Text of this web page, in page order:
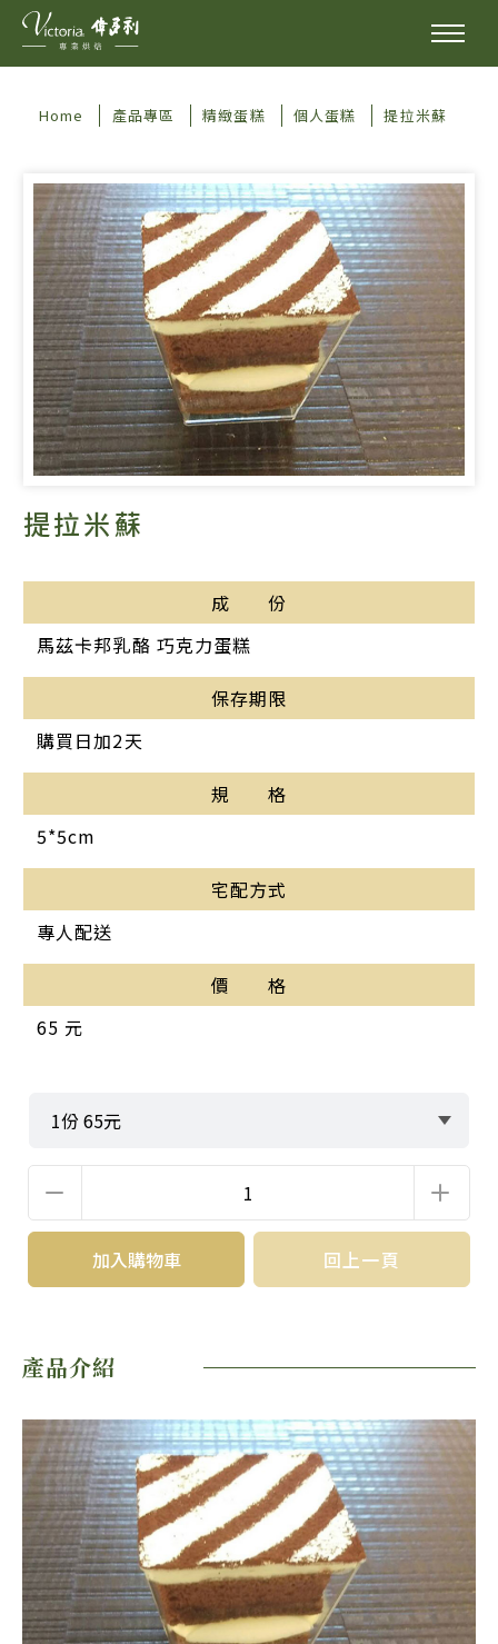
Home 產品專區 精緻蛋糕 個人蛋糕 提拉米蘇
提拉米蘇
成 份
馬茲卡邦乳酪 巧克力蛋糕
保存期限
購買日加2天
規 格
5*5cm
宅配方式
專人配送
價 格
65 元
加入購物車 回上一頁
產品介紹